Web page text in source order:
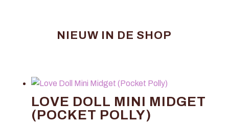
NIEUW IN DE SHOP
LOVE DOLL MINI MIDGET
(POCKET POLLY)